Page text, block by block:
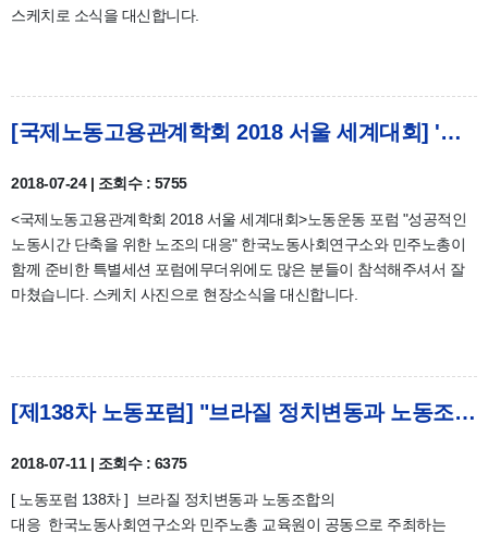
스케치로 소식을 대신합니다.
[국제노동고용관계학회 2018 서울 세계대회] '노동운동 포럼' 현장스케치
2018-07-24 | 조회수 : 5755
<국제노동고용관계학회 2018 서울 세계대회>노동운동 포럼 "성공적인
노동시간 단축을 위한 노조의 대응" 한국노동사회연구소와 민주노총이
함께 준비한 특별세션 포럼에무더위에도 많은 분들이 참석해주셔서 잘
마쳤습니다. 스케치 사진으로 현장소식을 대신합니다.
[제138차 노동포럼] "브라질 정치변동과 노동조합의 대응" 개최 안내
2018-07-11 | 조회수 : 6375
[ 노동포럼 138차 ] 브라질 정치변동과 노동조합의
대응 한국노동사회연구소와 민주노총 교육원이 공동으로 주최하는